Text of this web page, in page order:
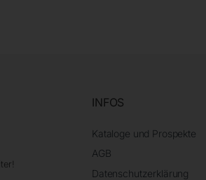
INFOS
Kataloge und Prospekte
AGB
Datenschutzerklärung